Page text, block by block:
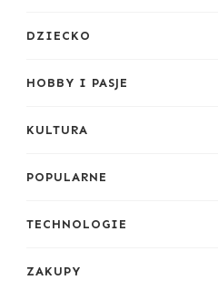
DZIECKO
HOBBY I PASJE
KULTURA
POPULARNE
TECHNOLOGIE
ZAKUPY